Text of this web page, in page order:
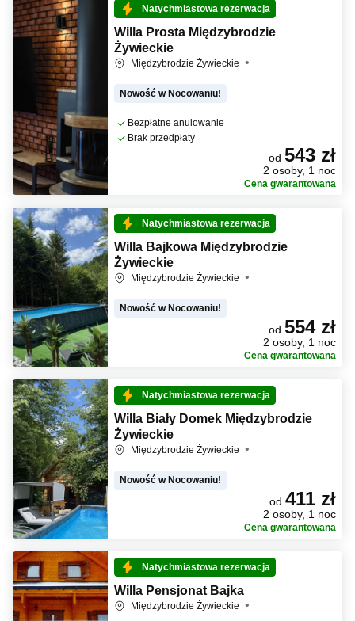
Natychmiastowa rezerwacja
Willa Prosta Międzybrodzie
Żywieckie
Międzybrodzie Żywieckie
Nowość w Nocowaniu!
Bezpłatne anulowanie
Brak przedpłaty
od 543 zł
2 osoby, 1 noc
Cena gwarantowana
Natychmiastowa rezerwacja
Willa Bajkowa Międzybrodzie
Żywieckie
Międzybrodzie Żywieckie
Nowość w Nocowaniu!
od 554 zł
2 osoby, 1 noc
Cena gwarantowana
Natychmiastowa rezerwacja
Willa Biały Domek Międzybrodzie
Żywieckie
Międzybrodzie Żywieckie
Nowość w Nocowaniu!
od 411 zł
2 osoby, 1 noc
Cena gwarantowana
Natychmiastowa rezerwacja
Willa Pensjonat Bajka
Międzybrodzie Żywieckie